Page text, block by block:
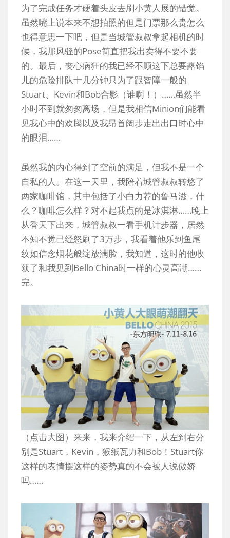
为了完成任务才硬着头皮去刷小黄人展的错觉。
虽然嘴上说本来不想拍照的但是门票那么贵怎么
也得意思一下吧，但是当城管叔叔拿起相机的时
候，我那风骚的Pose简直把我出卖得不要不要
的。最后，丧心病狂的我已经不顾这下总要露馅
儿的危险排队十几分钟只为了跟智障一般的
Stuart、Kevin和Bob合影（谁啊！）……虽然半
小时不到就匆匆离场，但是我相信Minion们能看
见我心中的欢腾以及我昂首阔步走出出口时心中
的眼泪……
虽然我的内心得到了空前的满足，但我不是一个
自私的人。在这一天里，我陪着城管叔叔转悠了
两家咖啡馆，其中包括了小白力荐的鲁马滋，什
么？咖啡怎么样？对不起我点的是冰淇淋……晚上
从香天下出来，城管叔叔一看手机计步器，居然
不知不觉已经怒刷了3万步，我看着他乐到鱼尾
纹如信念烟花般绽放满脸，我知道，这时的他收
获了和我见到Bello China时一样的心灵高潮……
完。
（点击大图）来来，我来介绍一下，从左到右分
别是Stuart，Kevin，猴纸瓦力和Bob！Stuart你
这样的表情摆这样的姿势真的不会被人说傲娇
吗……